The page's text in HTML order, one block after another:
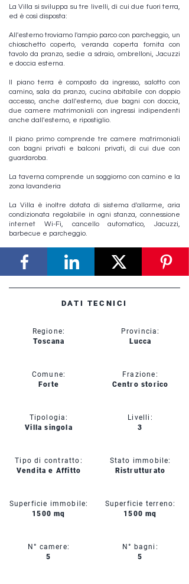
La Villa si sviluppa su tre livelli, di cui due fuori terra,
ed è così disposta:
All'esterno troviamo l'ampio parco con parcheggio, un
chioschetto coperto, veranda coperta fornita con
tavolo da pranzo, sedie a sdraio, ombrelloni, Jacuzzi
e doccia esterna.
Il piano terra è composto da ingresso, salotto con
camino, sala da pranzo, cucina abitabile con doppio
accesso, anche dall'esterno, due bagni con doccia,
due camere matrimoniali con ingressi indipendenti
anche dall'esterno, e ripostiglio.
Il piano primo comprende tre camere matrimoniali
con bagni privati e balconi privati, di cui due con
guardaroba.
La taverna comprende un soggiorno con camino e la
zona lavanderia
La Villa è inoltre dotata di sistema d'allarme, aria
condizionata regolabile in ogni stanza, connessione
internet Wi-Fi, cancello automatico, Jacuzzi,
barbecue e parcheggio.
DATI TECNICI
Regione:
Toscana
Comune:
Forte
Tipologia:
Villa singola
Tipo di contratto:
Vendita e Affitto
Superficie immobile:
1500 mq
N° camere:
5
Provincia:
Lucca
Frazione:
Centro storico
Livelli:
3
Stato immobile:
Ristrutturato
Superficie terreno:
1500 mq
N° bagni:
5